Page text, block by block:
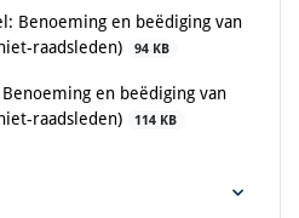
Benoeming en beëdiging van
raadsleden)
94 KB
Benoeming en beëdiging van
raadsleden)
114 KB